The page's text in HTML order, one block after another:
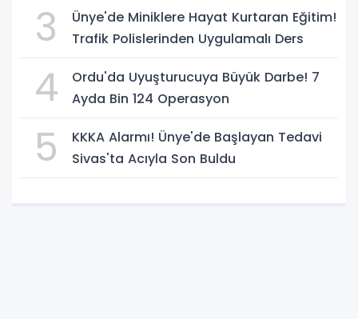
3
Ünye'de Miniklere Hayat Kurtaran Eğitim!
Trafik Polislerinden Uygulamalı Ders
4
Ordu'da Uyuşturucuya Büyük Darbe! 7
Ayda Bin 124 Operasyon
5
KKKA Alarmı! Ünye'de Başlayan Tedavi
Sivas'ta Acıyla Son Buldu